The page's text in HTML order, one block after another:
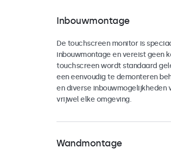
Inbouwmontage
De touchscreen monitor is
inbouwmontage en vereist geen
touchscreen wordt standaard
een eenvoudig te demonteren
en diverse inbouwmogelijkheden
vrijwel elke omgeving.
Wandmontage